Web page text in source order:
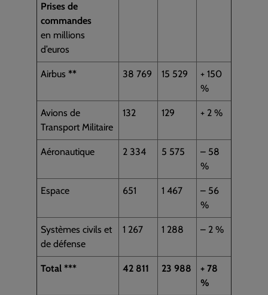
Prises de
commandes
en millions
d’euros
Airbus ** 38 769 15 529
+ 150
%
Avions de
Transport Militaire
132 129 + 2 %
Aéronautique 2 334 5 575
– 58
%
Espace 651 1 467
– 56
%
Systèmes civils et
de défense
1 267 1 288 – 2 %
Total *** 42 811 23 988
+ 78
%